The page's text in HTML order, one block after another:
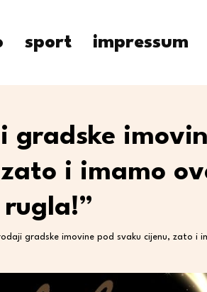
sport impressum
gradske
i imamo
rugla!”
gradske imovine pod svaku cijenu, zato i